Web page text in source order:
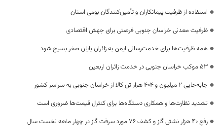
استفاده از ظرفیت پیمانکاران و تأمین‌کنندگان بومی استان
ظرفیت معدنی خراسان جنوبی فرصتی برای جهش اقتصادی
همه ظرفیت‌ها برای خدمت‌رسانی ایمن به زائران پایان صفر بسیج شود
53 موکب خراسان جنوبی در خدمت زائران اربعین
جابه‌جایی 2 میلیون و 404 هزار تن کالا از خراسان جنوبی به سراسر کشور
تشدید نظارت‌ها و همکاری دستگاه‌ها برای کنترل قیمت‌ها ضروری است
رفع 40 هزار نشتی گاز و کشف 76 مورد سرقت گاز در چهار ماهه نخست سال